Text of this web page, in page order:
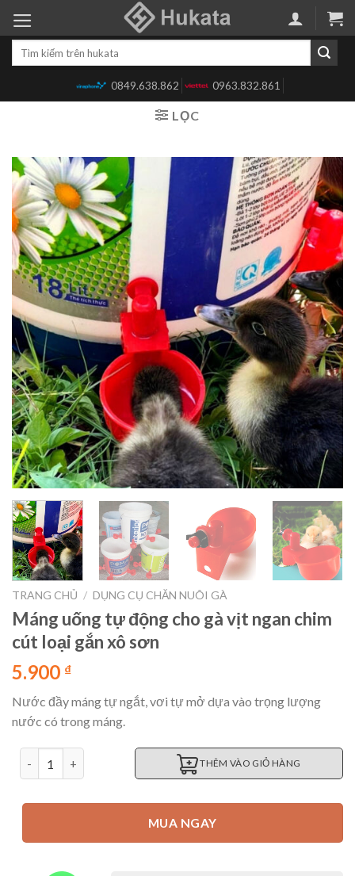
content
Tìm
0849.638.862 0963.832.861
LỌC
TRANG CHỦ / DỤNG CỤ CHĂN NUÔI GÀ
Máng uống tự động cho gà vịt ngan chim
cút loại gắn xô sơn
5.900 ₫
Nước đầy máng tự ngắt, vơi tự mở dựa vào trọng lượng
nước có trong máng.
Máng uống tự động cho gà vịt ngan chim cút loại gắn xô sơn
THÊM VÀO GIỎ HÀNG
MUA NGAY